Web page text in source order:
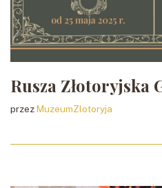
Rusza Złotoryjska
przezMuzeumZlotoryja